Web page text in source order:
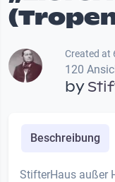
Created at
120
by
Beschreibung
StifterHaus außer